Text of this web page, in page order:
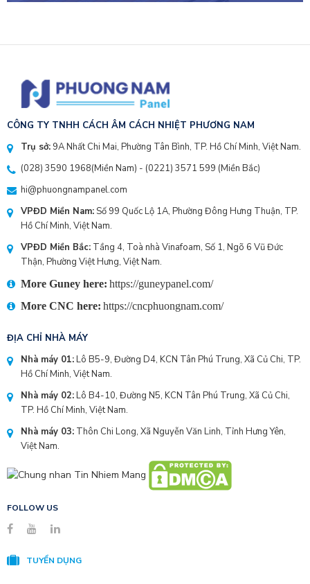
CÔNG TY TNHH CÁCH ÂM CÁCH NHIỆT PHƯƠNG NAM
Trụ sở: 9A Nhất Chi Mai, Phường Tân Bình, TP. Hồ Chí Minh, Việt Nam.
(028) 3590 1968(Miền Nam) - (0221) 3571 599 (Miền Bắc)
hi@phuongnampanel.com
VPĐD Miền Nam:Số 99 Quốc Lộ 1A, Phường Đông Hưng Thuận, TP.
Hồ Chí Minh, Việt Nam.
VPĐD Miền Bắc: Tầng 4, Toà nhà Vinafoam, Số 1, Ngõ 6 Vũ Đức
Thận, Phường Việt Hưng, Việt Nam.
More Guney here: https://guneypanel.com/
More CNC here: https://cncphuongnam.com/
ĐỊA CHỈ NHÀ MÁY
Nhà máy 01:Lô B5-9, Đường D4, KCN Tân Phú Trung, Xã Củ Chi, TP.
Hồ Chí Minh, Việt Nam.
Nhà máy 02:Lô B4-10, Đường N5, KCN Tân Phú Trung, Xã Củ Chi,
TP. Hồ Chí Minh, Việt Nam.
Nhà máy 03: Thôn Chi Long, Xã Nguyễn Văn Linh, Tỉnh Hưng Yên,
Việt Nam.
FOLLOW US
TUYỂN DỤNG